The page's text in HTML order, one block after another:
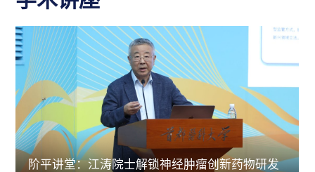
阶平讲堂：江涛院士解锁神经肿瘤创新药物研发